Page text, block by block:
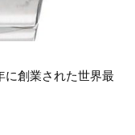
に創業された世界最